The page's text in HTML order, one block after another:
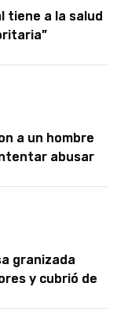
tiene a la salud
a un hombre
abusar
granizada
y cubrió de